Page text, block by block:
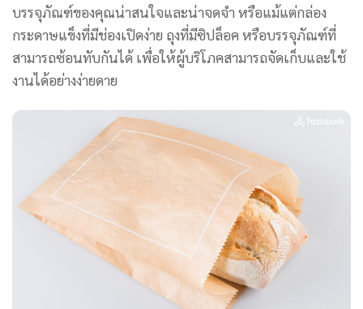
บรรจุภัณฑ์ของคุณน่าสนใจและน่าจดจำ หรือแม้แต่กล่อง
กระดาษแข็งที่มีช่องเปิดง่าย ถุงที่มีซิปล็อค หรือบรรจุภัณฑ์ที่
สามารถซ้อนทับกันได้ เพื่อให้ผู้บริโภคสามารถจัดเก็บและใช้
งานได้อย่างง่ายดาย